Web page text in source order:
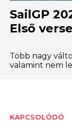
SailGP
Első
Több nagy
valamint nem
KAPCSOLÓDÓ